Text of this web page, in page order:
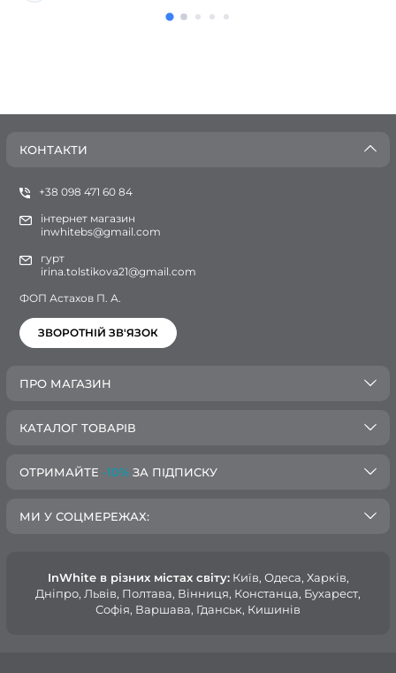
КОНТАКТИ
+38 098 471 60 84
інтернет магазин
inwhitebs@gmail.com
гурт
irina.tolstikova21@gmail.com
ФОП Астахов П. А.
ЗВОРОТНІЙ ЗВ'ЯЗОК
ПРО МАГАЗИН
КАТАЛОГ ТОВАРІВ
ОТРИМАЙТЕ -10% ЗА ПІДПИСКУ
МИ У СОЦМЕРЕЖАХ:
InWhite в різних містах світу:Київ, Одеса, Харків,
Дніпро, Львів, Полтава, Вінниця, Констанца, Бухарест,
Софія, Варшава, Гданськ, Кишинів